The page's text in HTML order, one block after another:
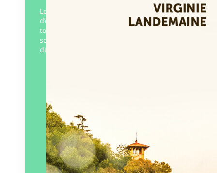
Lors d’un voyage initiatique fait
d’explorations intérieures autant que
touristiques, Juliette nous entraîne dans
son sillage et nous invite à voir au-delà
des apparences ; à porter notre…